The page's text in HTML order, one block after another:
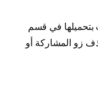
في قسم
زو المشاركة أو